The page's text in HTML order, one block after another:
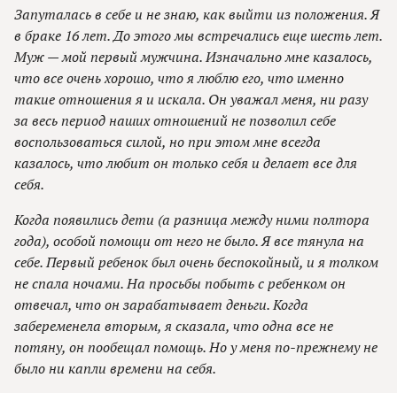
Запуталась в себе и не знаю, как выйти из положения. Я
в браке 16 лет. До этого мы встречались еще шесть лет.
Муж — мой первый мужчина. Изначально мне казалось,
что все очень хорошо, что я люблю его, что именно
такие отношения я и искала. Он уважал меня, ни разу
за весь период наших отношений не позволил себе
воспользоваться силой, но при этом мне всегда
казалось, что любит он только себя и делает все для
себя.
Когда появились дети (а разница между ними полтора
года), особой помощи от него не было. Я все тянула на
себе. Первый ребенок был очень беспокойный, и я толком
не спала ночами. На просьбы побыть с ребенком он
отвечал, что он зарабатывает деньги. Когда
забеременела вторым, я сказала, что одна все не
потяну, он пообещал помощь. Но у меня по-прежнему не
было ни капли времени на себя.